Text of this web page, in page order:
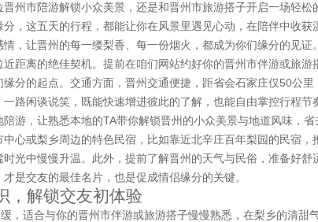
州市陪游解锁小众美景，还是和晋州市旅游搭子开启一场轻松
，这五天的行程，都能让你在风景里遇见心动，在陪伴中收获
，让晋州的每一缕梨香、每一份烟火，都成为你们缘分的见证。
距离的绝佳契机。提前在咱们网站约好你的晋州市伴游或旅游
分的起点。交通方面，晋州交通便捷，距省会石家庄仅50公
路闲谈说笑，既能快速增进彼此的了解，也能自由掌控行程节
游，让熟悉本地的TA带你解锁晋州的小众美景与地道风味，
心或梨乡周边的特色民宿，比如靠近北辛庄百年梨园的民宿，
光中慢慢升温。此外，提前了解晋州的天气与民俗，准备好舒
是交友的最佳名片，也是促成情侣缘分的关键。
，解锁交友初体验
，适合与你的晋州市伴游或旅游搭子慢慢熟悉，在梨乡的清甜